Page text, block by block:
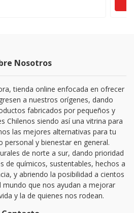
Nosotros
tienda online enfocada en ofrecer
a nuestros orígenes, dando
fabricados por pequeños y
Chilenos siendo así una vitrina para
las mejores alternativas para tu
personal y bienestar en general.
de norte a sur, dando prioridad
de químicos, sustentables, hechos a
y abriendo la posibilidad a cientos
que nos ayudan a mejorar
y la de quienes nos rodean.